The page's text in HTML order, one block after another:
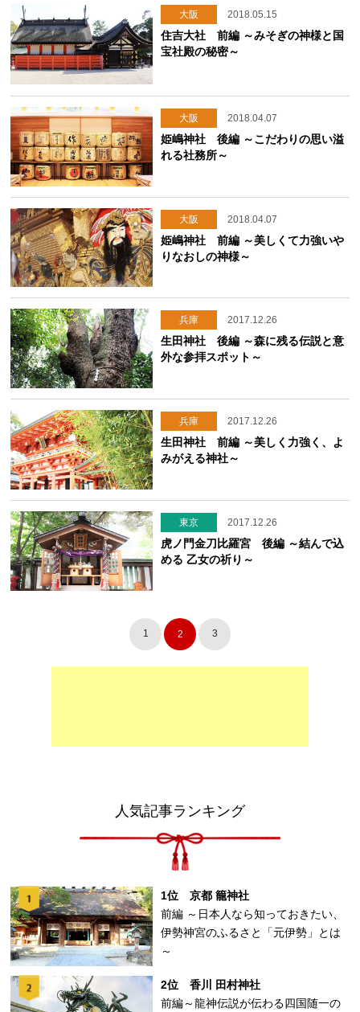
大阪 2018.05.15
住吉大社 前編 ～みそぎの神様と国
宝社殿の秘密～
大阪 2018.04.07
姫嶋神社 後編 ～こだわりの思い溢
れる社務所～
大阪 2018.04.07
姫嶋神社 前編 ～美しくて力強いや
りなおしの神様～
兵庫 2017.12.26
生田神社 後編 ～森に残る伝説と意
外な参拝スポット～
兵庫 2017.12.26
生田神社 前編 ～美しく力強く、よ
みがえる神社～
東京 2017.12.26
虎ノ門金刀比羅宮 後編 ～結んで込
める 乙女の祈り～
1 2 3
人気記事ランキング
1位 京都 籠神社
前編 ～日本人なら知っておきたい、
伊勢神宮のふるさと「元伊勢」とは
～
2位 香川 田村神社
前編～龍神伝説が伝わる四国随一の